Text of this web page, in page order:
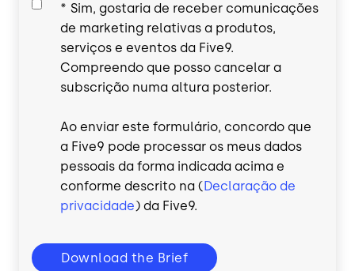
* Sim, gostaria de receber comunicações
de marketing relativas a produtos,
serviços e eventos da Five9.
Compreendo que posso cancelar a
subscrição numa altura posterior.
Ao enviar este formulário, concordo que
a Five9 pode processar os meus dados
pessoais da forma indicada acima e
conforme descrito na ( Declaração de
privacidade) da Five9.
Download the Brief